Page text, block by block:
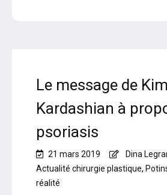
Le message de Kim
Kardashian à
psoriasis
21 mars 2019 Dina
Actualité chirurgie plastique,
réalité